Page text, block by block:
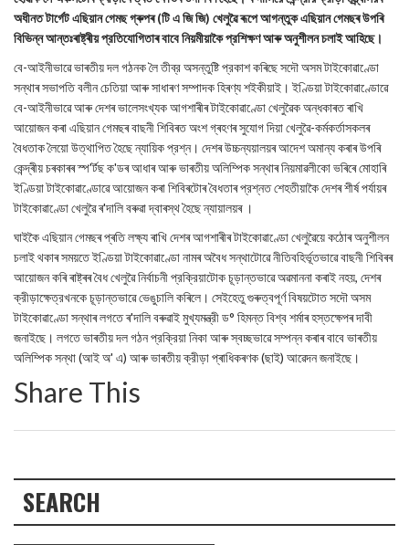
অধীনত টার্গেট এছিয়ান গেমছ গ্ৰুপৰ (টি এ জি জি) খেলুৱৈ ৰূপে আগন্তুক এছিয়ান গেমছৰ উপৰি
বিভিন্ন আন্তঃৰাষ্ট্ৰীয় প্রতিযোগিতাৰ বাবে নিয়মীয়াকৈ প্রশিক্ষণ আৰু অনুশীলন চলাই আহিছে।
বে-আইনীভাৱে ভাৰতীয় দল গঠনক লৈ তীব্র অসন্তুষ্টি প্রকাশ কৰিছে সদৌ অসম টাইকোৱাণ্ডো
সন্থাৰ সভাপতি বলীন চেতিয়া আৰু সাধাৰণ সম্পাদক হিৰণ্য শইকীয়াই। ইণ্ডিয়া টাইকোৱাণ্ডোৱে
বে-আইনীভাৱে আৰু দেশৰ ভালেসংখ্যক আগশাৰীৰ টাইকোৱাণ্ডো খেলুৱৈক অন্ধকাৰত ৰাখি
আয়োজন কৰা এছিয়ান গেমছৰ বাছনী শিবিৰত অংশ গ্ৰহণৰ সুযোগ দিয়া খেলুৱৈ-কর্মকর্তাসকলৰ
বৈধতাক লৈয়ো উত্থাপিত হৈছে ন্যায়িক প্রশ্ন। দেশৰ উচ্চন্যয়ালয়ৰ আদেশ অমান্য কৰাৰ উপৰি
কেন্দ্ৰীয় চৰকাৰৰ স্প'ৰ্টছ ক'ডৰ আধাৰ আৰু ভাৰতীয় অলিম্পিক সন্থাৰ নিয়মাৱলীকো ভৰিৰে মোহাৰি
ইণ্ডিয়া টাইকোৱাণ্ডোৱে আয়োজন কৰা শিবিৰটোৰ বৈধতাৰ প্রশ্নত শেহতীয়াকৈ দেশৰ শীৰ্ষ পৰ্যায়ৰ
টাইকোৱাণ্ডো খেলুৱৈ ৰ'দালি বৰুৱা দ্বাৰস্থ হৈছে ন্যায়ালয়ৰ ।
ঘাইকৈ এছিয়ান গেমছৰ প্ৰতি লক্ষ্য ৰাখি দেশৰ আগশাৰীৰ টাইকোৱাণ্ডো খেলুৱৈয়ে কঠোৰ অনুশীলন
চলাই থকাৰ সময়তে ইণ্ডিয়া টাইকোৱাণ্ডো নামৰ অবৈধ সন্থাটোৱে নীতিবহির্ভূতভাৱে বাছনী শিবিৰৰ
আয়োজন কৰি ৰাষ্ট্ৰৰ বৈধ খেলুৱৈ নির্বাচনী প্রক্রিয়াটোক চূড়ান্তভাৱে অৱমাননা কৰাই নহয়, দেশৰ
ক্রীড়াক্ষেত্রখনকে চূড়ান্তভাৱে ভেঙুচালি কৰিলে। সেইহেতু গুৰুত্বপূৰ্ণ বিষয়টোত সদৌ অসম
টাইকোৱাণ্ডো সন্থাৰ লগতে ৰ'দালি বৰুৱাই মুখ্যমন্ত্রী ড° হিমন্ত বিশ্ব শৰ্মাৰ হস্তক্ষেপৰ দাবী
জনাইছে। লগতে ভাৰতীয় দল গঠন প্রক্রিয়া নিকা আৰু স্বচ্ছভাৱে সম্পন্ন কৰাৰ বাবে ভাৰতীয়
অলিম্পিক সন্থা (আই অ' এ) আৰু ভাৰতীয় ক্রীড়া প্ৰাধিকৰণক (ছাই) আৱেদন জনাইছে।
Share This
SEARCH